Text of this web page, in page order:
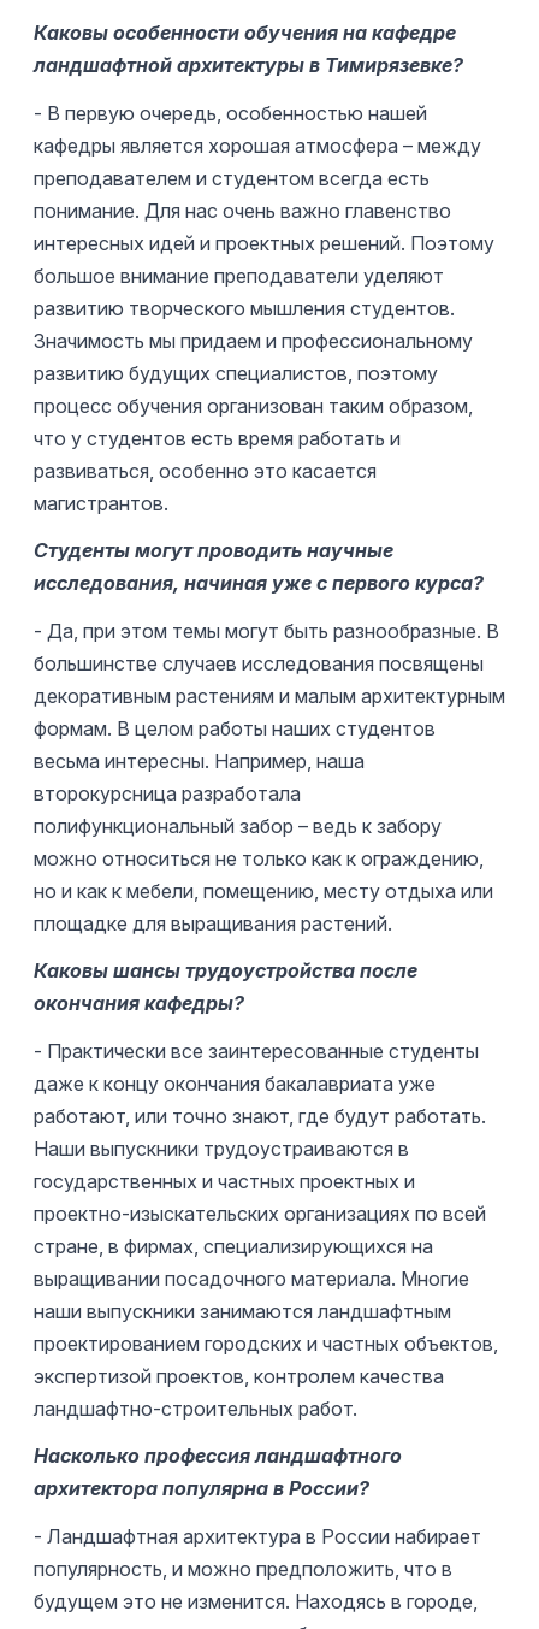
Каковы особенности обучения на кафедре
ландшафтной архитектуры в Тимирязевке?
- В первую очередь, особенностью нашей
кафедры является хорошая атмосфера – между
преподавателем и студентом всегда есть
понимание. Для нас очень важно главенство
интересных идей и проектных решений. Поэтому
большое внимание преподаватели уделяют
развитию творческого мышления студентов.
Значимость мы придаем и профессиональному
развитию будущих специалистов, поэтому
процесс обучения организован таким образом,
что у студентов есть время работать и
развиваться, особенно это касается
магистрантов.
Студенты могут проводить научные
исследования, начиная уже с первого курса?
- Да, при этом темы могут быть разнообразные. В
большинстве случаев исследования посвящены
декоративным растениям и малым архитектурным
формам. В целом работы наших студентов
весьма интересны. Например, наша
второкурсница разработала
полифункциональный забор – ведь к забору
можно относиться не только как к ограждению,
но и как к мебели, помещению, месту отдыха или
площадке для выращивания растений.
Каковы шансы трудоустройства после
окончания кафедры?
- Практически все заинтересованные студенты
даже к концу окончания бакалавриата уже
работают, или точно знают, где будут работать.
Наши выпускники трудоустраиваются в
государственных и частных проектных и
проектно-изыскательских организациях по всей
стране, в фирмах, специализирующихся на
выращивании посадочного материала. Многие
наши выпускники занимаются ландшафтным
проектированием городских и частных объектов,
экспертизой проектов, контролем качества
ландшафтно-строительных работ.
Насколько профессия ландшафтного
архитектора популярна в России?
- Ландшафтная архитектура в России набирает
популярность, и можно предположить, что в
будущем это не изменится. Находясь в городе,